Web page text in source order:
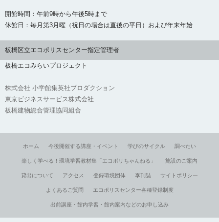
開館時間：午前9時から午後5時まで
休館日：毎月第3月曜（祝日の場合は直後の平日）および年末年始
板橋区立エコポリスセンター指定管理者
板橋エコみらいプロジェクト
株式会社 小学館集英社プロダクション
東京ビジネスサービス株式会社
板橋建物総合管理協同組合
ホーム 今後開催する講座・イベント 学びのサイクル 調べたい
楽しく学べる！環境学習教材集「エコポリちゃんねる」 施設のご案内
貸出について アクセス 登録環境団体 季刊誌 サイトポリシー
よくあるご質問 エコポリスセンター各種登録制度
出前講座・館内学習・館内案内などのお申し込み